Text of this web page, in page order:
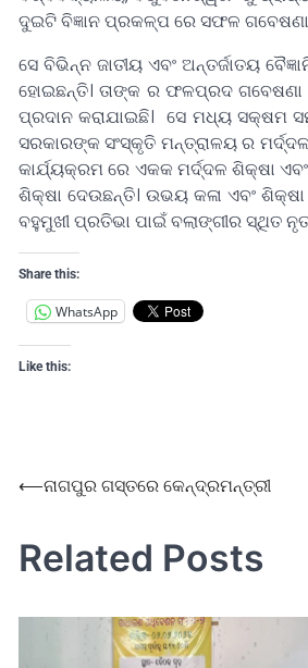
ଦୁଇଟି ବିଜ୍ଞାନ ପ୍ରକଳ୍ପ ରେ ସଫଳ ଗବେଷଣା
ସେ ବିଭିନ୍ନ ଜାତୀୟ ଏବଂ ଅନ୍ତର୍ଜାତୟ
ହୋଇଛନ୍ତି। ତାଙ୍କ ର ଫଳପ୍ରଦ ଗବେଷଣା
ପ୍ରଦାନ କରାଯାଇଛି। ସେ ମଧ୍ୟ ସକ୍ଷମ
ସରକାରଙ୍କ ସଂସ୍କୃତି ମନ୍ତ୍ରାଳୟ ର
କାର୍ଯ୍ୟକ୍ରମ ରେ ଏକକ ମର୍ଦ୍ଦଳ ଶିକ୍ଷା
ଶିକ୍ଷା ଦେଉଛନ୍ତି। ଉଭୟ କଳା ଏବଂ
ବହୁମୁଖୀ ପ୍ରତିଭା ପାଇଁ ବଲାଙ୍ଗୀର ସ୍ଥିତ
Share this:
WhatsApp
Like this:
⟵ନାଗପୁର ଗସ୍ତରେ କେନ୍ଦ୍ରମନ୍ତ୍ରୀ
Related Posts